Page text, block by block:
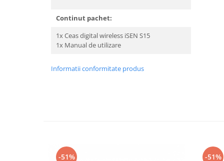
Produse Ingrijire Personala
Accesorii Gadgets
Drone cu Camera
Baterii externe
Power station - Stații de energie
Continut pachet:
1x Ceas digital wireless iSEN S15
1x Manual de utilizare
Informatii conformitate produs
-51% -51%